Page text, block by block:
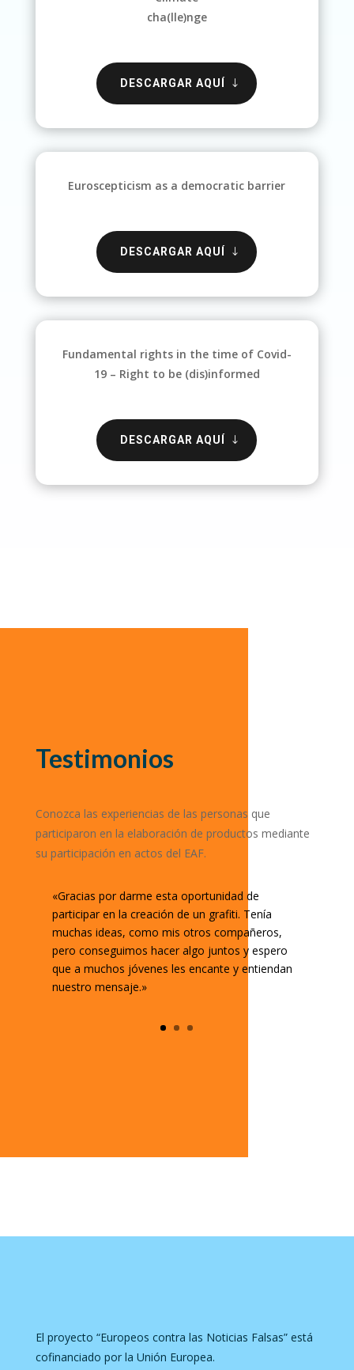
cha(lle)nge
DESCARGAR AQUÍ
Euroscepticism as a democratic barrier
DESCARGAR AQUÍ
Fundamental rights in the time of Covid-
19 – Right to be (dis)informed
DESCARGAR AQUÍ
Testimonios
Conozca las experiencias de las personas que
participaron en la elaboración de productos mediante
su participación en actos del EAF.
«Gracias por darme esta oportunidad de
participar en la creación de un grafiti. Tenía
muchas ideas, como mis otros compañeros,
pero conseguimos hacer algo juntos y espero
que a muchos jóvenes les encante y entiendan
nuestro mensaje.»
El proyecto “Europeos contra las Noticias Falsas” está
cofinanciado por la Unión Europea.